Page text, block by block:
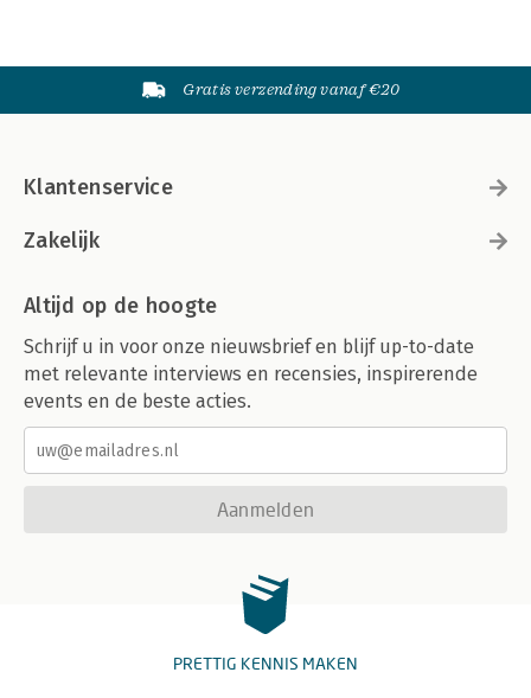
Gratis verzending vanaf €20
Klantenservice
Zakelijk
Altijd op de hoogte
Schrijf u in voor onze nieuwsbrief en blijf up-to-date
met relevante interviews en recensies, inspirerende
events en de beste acties.
Aanmelden
PRETTIG KENNIS MAKEN